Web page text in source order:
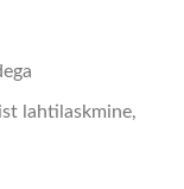
lahtilaskmine,